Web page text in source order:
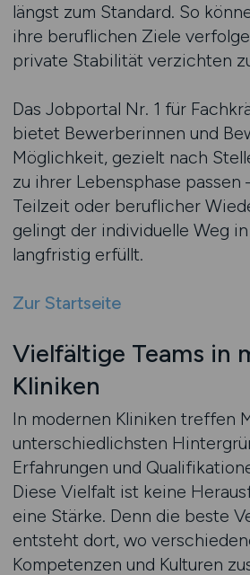
längst zum Standard. So
ihre beruflichen Ziele
private Stabilität verzichten
Das Jobportal Nr. 1 für
bietet Bewerberinnen und
Möglichkeit, gezielt nach
zu ihrer Lebensphase passen
Teilzeit oder beruflicher
gelingt der individuelle Weg
langfristig erfüllt.
Zur Startseite
Vielfältige Teams in
Kliniken
In modernen Kliniken treffen
unterschiedlichsten
Erfahrungen und
Diese Vielfalt ist keine
eine Stärke. Denn die beste
entsteht dort, wo
Kompetenzen und Kulturen